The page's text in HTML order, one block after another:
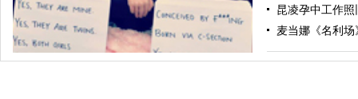
为生活添色彩 盘点纽约帝国大厦灯光秀特别造型
昆凌孕中工作
麦当娜《名利